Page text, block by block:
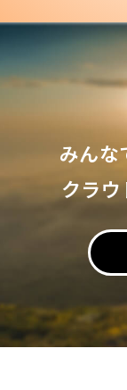
みんな
クラウ